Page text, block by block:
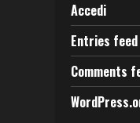
Accedi
Entries feed
Comments